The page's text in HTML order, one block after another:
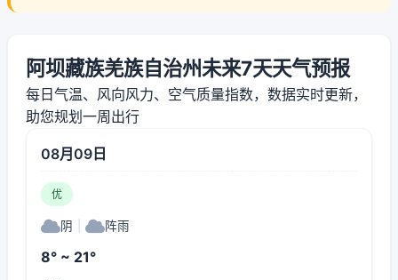
阿坝藏族羌族自治州未来7天天气预报
每日气温、风向风力、空气质量指数，数据实时更新，
助您规划一周出行
08月09日
优
阴 阵雨
8° ~ 21°